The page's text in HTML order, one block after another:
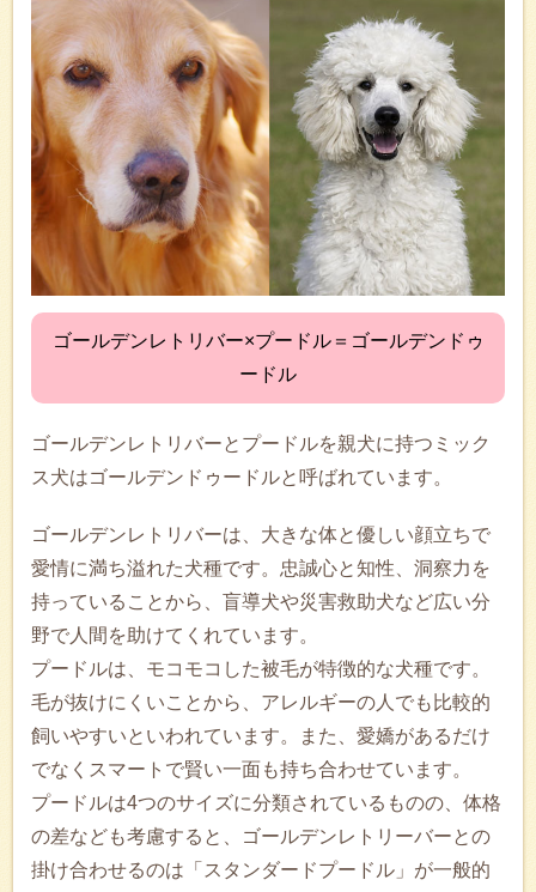
ゴールデンレトリバー×プードル＝ゴールデンドゥ
ードル
ゴールデンレトリバーとプードルを親犬に持つミック
ス犬はゴールデンドゥードルと呼ばれています。
ゴールデンレトリバーは、大きな体と優しい顔立ちで
愛情に満ち溢れた犬種です。忠誠心と知性、洞察力を
持っていることから、盲導犬や災害救助犬など広い分
野で人間を助けてくれています。
プードルは、モコモコした被毛が特徴的な犬種です。
毛が抜けにくいことから、アレルギーの人でも比較的
飼いやすいといわれています。また、愛嬌があるだけ
でなくスマートで賢い一面も持ち合わせています。
プードルは4つのサイズに分類されているものの、体格
の差なども考慮すると、ゴールデンレトリーバーとの
掛け合わせるのは「スタンダードプードル」が一般的